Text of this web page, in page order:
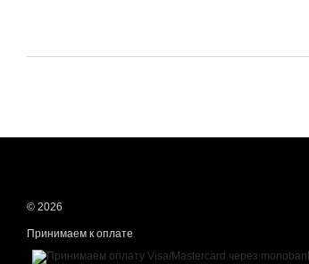
© 2026
Принимаем к оплате